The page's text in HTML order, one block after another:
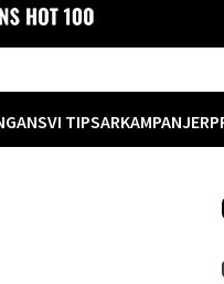
VI TIPSARKAMPANJER